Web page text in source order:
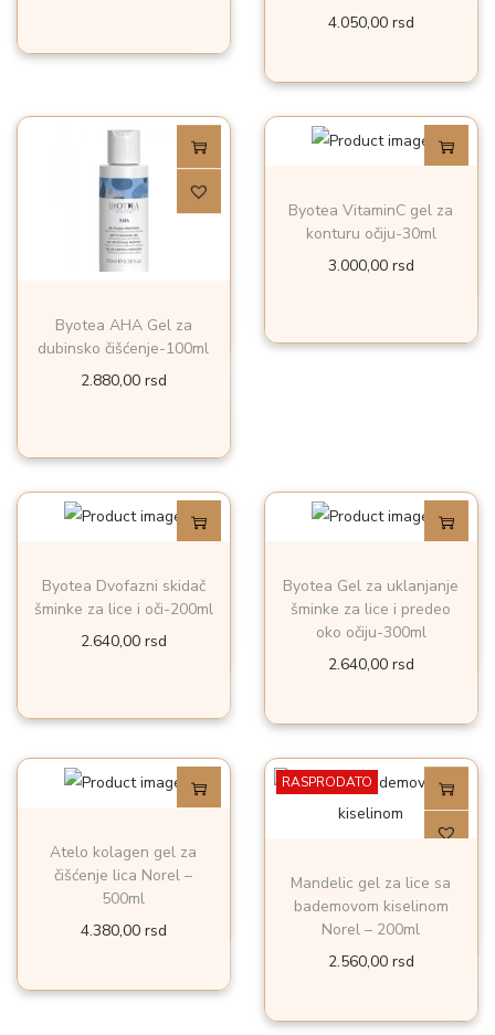
4.050,00 rsd
Byotea AHA Gel za
dubinsko čišćenje-100ml
2.880,00 rsd
Byotea VitaminC gel za
konturu očiju-30ml
3.000,00 rsd
Byotea Dvofazni skidač
šminke za lice i oči-200ml
2.640,00 rsd
Byotea Gel za uklanjanje
šminke za lice i predeo
oko očiju-300ml
2.640,00 rsd
Atelo kolagen gel za
čišćenje lica Norel –
500ml
4.380,00 rsd
RASPRODATO
Mandelic gel za lice sa
bademovom kiselinom
Norel – 200ml
2.560,00 rsd